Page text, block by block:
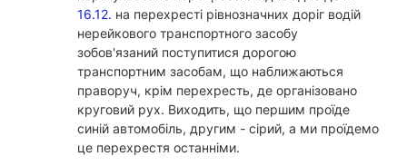
16.12. на перехресті рівнозначних доріг водій
нерейкового транспортного засобу
зобов'язаний поступитися дорогою
транспортним засобам, що наближаються
праворуч, крім перехресть, де організовано
круговий рух. Виходить, що першим проїде
синій автомобіль, другим - сірий, а ми проїдемо
це перехрестя останніми.